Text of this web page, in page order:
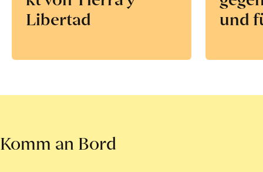
Libertad
und
Komm an Bord